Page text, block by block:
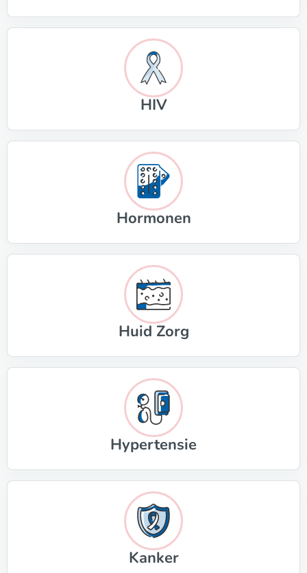
HIV
Hormonen
Huid Zorg
Hypertensie
Kanker